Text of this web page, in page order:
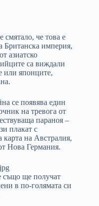
смятало, че това е
Британска империя,
азиатско
са виждали
или японците,
се появява един
на тревога от
параноя –
плакат с
карта на Австралия,
Нова Германия.
също ще получат
в по-голямата си